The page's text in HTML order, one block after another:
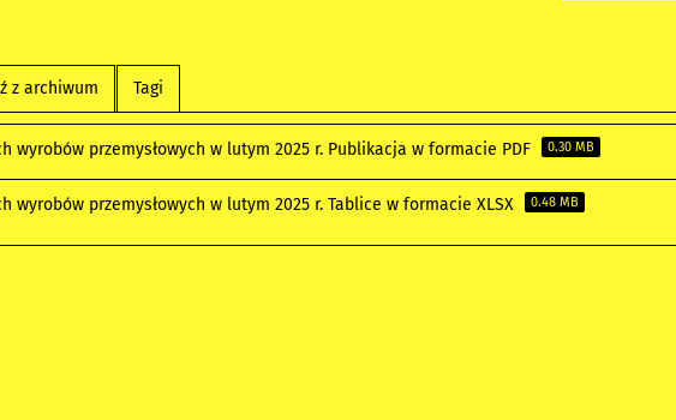
z archiwum Tagi
wyrobów przemysłowych w lutym 2025 r. Publikacja w formacie PDF 0.30 MB
wyrobów przemysłowych w lutym 2025 r. Tablice w formacie XLSX 0.48 MB